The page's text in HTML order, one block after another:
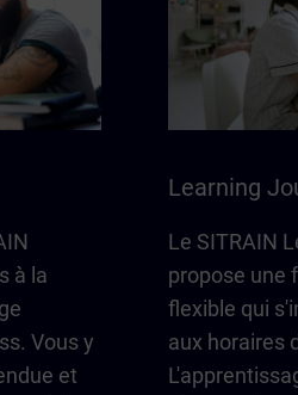
à la
Vous y
et
Learning
Le SITRAIN
propose une
flexible qui
aux horaires